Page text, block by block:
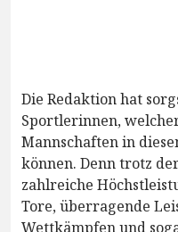
Die Redaktion hat
Sportlerinnen,
Mannschaften in
können. Denn trotz
zahlreiche
Tore, überragende
Wettkämpfen und